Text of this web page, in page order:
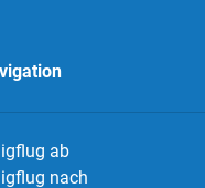
ab
nach